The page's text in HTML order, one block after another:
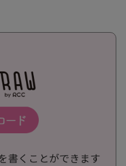
書くことができます